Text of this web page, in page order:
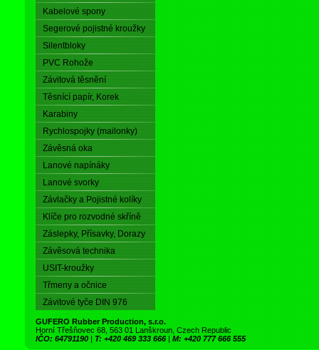
Kabelové spony
Segerové pojistné kroužky
Silentbloky
PVC Rohože
Závitová těsnění
Těsnící papír, Korek
Karabiny
Rychlospojky (mailonky)
Závěsná oka
Lanové napínáky
Lanové svorky
Závlačky a Pojistné kolíky
Klíče pro rozvodné skříně
Záslepky, Přísavky, Dorazy
Závěsová technika
USIT-kroužky
Třmeny a očnice
Závitové tyče DIN 976
GUFERO Rubber Production, s.r.o.
Horní Třešňovec 68, 563 01 Lanškroun, Czech Republic
IČO: 64791190 | T: +420 469 333 666 | M: +420 777 666 555